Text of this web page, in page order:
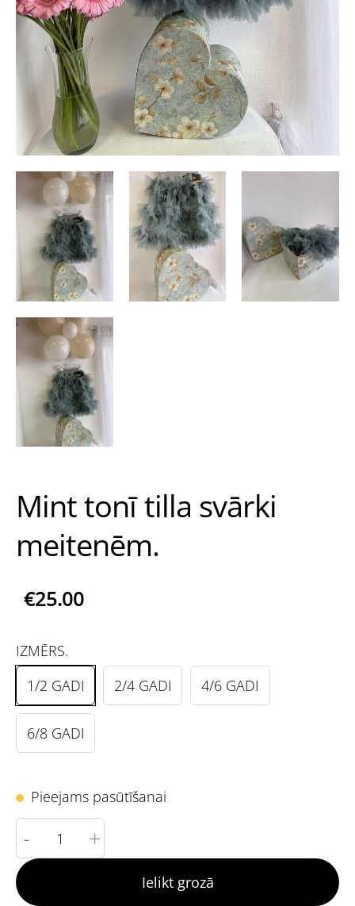
Mint tonī tilla svārki
meitenēm.
€25.00
IZMĒRS.
1/2 GADI
2/4 GADI 4/6 GADI
6/8 GADI
Pieejams pasūtīšanai
- +
Ielikt grozā